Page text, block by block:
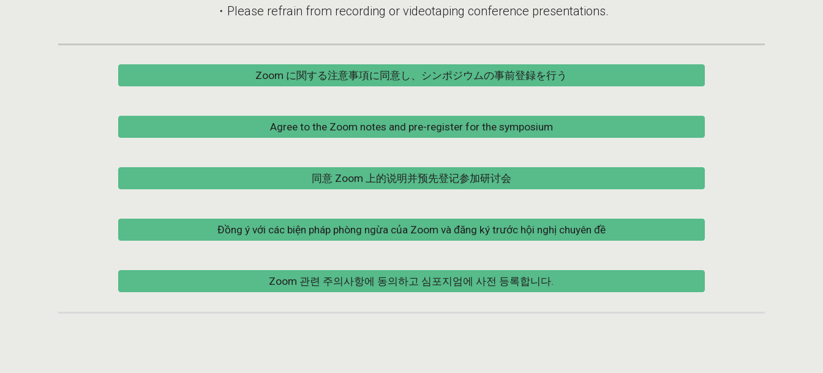
・Please refrain from recording or videotaping conference presentations.
Zoom に関する注意事項に同意し、シンポジウムの事前登録を行う
Agree to the Zoom notes and pre-register for the symposium
同意 Zoom 上的说明并预先登记参加研讨会
Đồng ý với các biện pháp phòng ngừa của Zoom và đăng ký trước hội nghị chuyên đề
Zoom 관련 주의사항에 동의하고 심포지엄에 사전 등록합니다.